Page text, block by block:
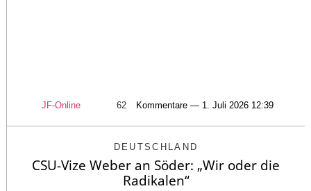
JF-Online 62 Kommentare — 1. Juli 2026 12:39
DEUTSCHLAND
CSU-Vize Weber an Söder: „Wir oder die
Radikalen“